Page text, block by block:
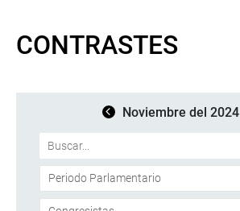
CONTRASTES
Noviembre del 2024